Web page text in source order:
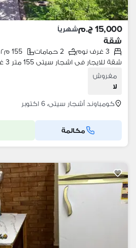
15,000 ج.م شهرياً
شقة
3 غرف نوم 2 حمامات
155 م٢
شقة للايجار فى اشجار سيتى 155 متر 3 غرف,
مفروش
لا
كومباوند أشجار سيتى، 6 اكتوبر
مكالمة